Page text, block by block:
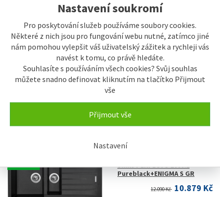
Nastavení soukromí
Pro poskytování služeb používáme soubory cookies.
Některé z nich jsou pro fungování webu nutné, zatímco jiné
nám pomohou vylepšit váš uživatelský zážitek a rychleji vás
navést k tomu, co právě hledáte.
Souhlasíte s používáním všech cookies? Svůj souhlas
můžete snadno definovat kliknutím na tlačítko Přijmout
vše
Přijmout vše
Nastavení
Sinks PERFECTO 1000.1
Pureblack+VITALIA
7.999 Kč
Sinks PERFECTO 1000.1
Pureblack+ENIGMA S GR
12.090 Kč 10.879 Kč